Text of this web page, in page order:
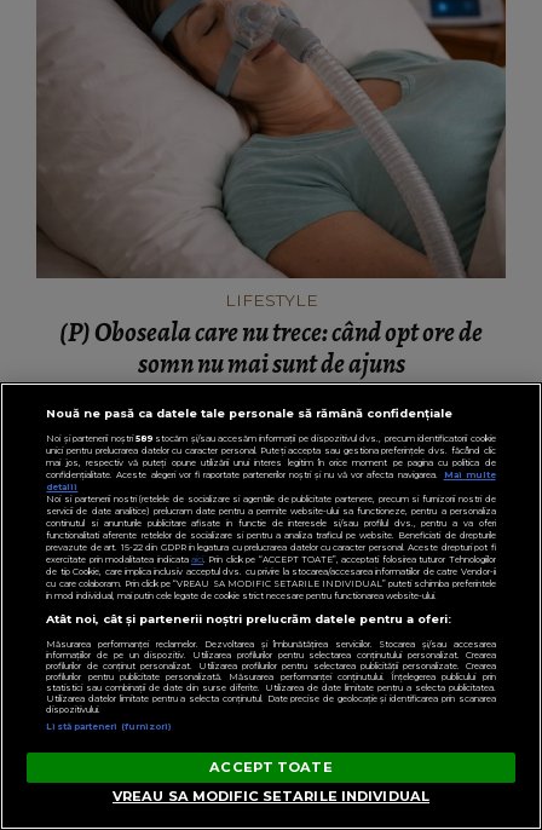
LIFESTYLE
(P) Oboseala care nu trece: când opt ore de
somn nu mai sunt de ajuns
Nouă ne pasă ca datele tale personale să rămână confidențiale
Noi și partenerii noștri589stocăm și/sau accesăm informații pe dispozitivul dvs., precum identificatorii cookie
unici pentru prelucrarea datelor cu caracter personal. Puteți accepta sau gestiona preferințele dvs. făcând clic
mai jos, respectiv vă puteți opune utilizării unui interes legitim în orice moment pe pagina cu politica de
confidențialitate. Aceste alegeri vor fi raportate partenerilor noștri și nu vă vor afecta navigarea.
Mai multe
detalii
Noi si partenerii nostri (retelele de socializare si agentiile de publicitate partenere, precum si furnizorii nostri de
servicii de date analitice) prelucram date pentru a permite website-ului sa functioneze, pentru a personaliza
continutul si anunturile publicitare afisate in functie de interesele si/sau profilul dvs., pentru a va oferi
functionalitati aferente retelelor de socializare si pentru a analiza traficul pe website. Beneficiati de drepturile
prevazute de art. 15-22 din GDPR in legatura cu prelucrarea datelor cu caracter personal. Aceste drepturi pot fi
exercitate prin modalitatea indicataaici. Prin click pe “ACCEPT TOATE”, acceptati folosirea tuturor Tehnologiilor
de tip Cookie, care implica inclusiv acceptul dvs. cu privire la stocarea/accesarea informatiilor de catre Vendor-ii
cu care colaboram. Prin click pe “VREAU SA MODIFIC SETARILE INDIVIDUAL” puteti schimba preferintele
in mod individual, mai putin cele legate de cookie strict necesare pentru functionarea website-ului.
Atât noi, cât și partenerii noștri prelucrăm datele pentru a oferi:
Măsurarea performanței reclamelor. Dezvoltarea și îmbunătățirea serviciilor. Stocarea și/sau accesarea
informațiilor de pe un dispozitiv. Utilizarea profilurilor pentru selectarea conținutului personalizat. Crearea
profilurilor de conținut personalizat. Utilizarea profilurilor pentru selectarea publicității personalizate. Crearea
profilurilor pentru publicitate personalizată. Măsurarea performanței conținutului. Înțelegerea publicului prin
statistici sau combinații de date din surse diferite. Utilizarea de date limitate pentru a selecta publicitatea.
Utilizarea datelor limitate pentru a selecta conținutul. Date precise de geolocație și identificarea prin scanarea
dispozitivului.
Listă parteneri (furnizori)
ACCEPT TOATE
VREAU SA MODIFIC SETARILE INDIVIDUAL